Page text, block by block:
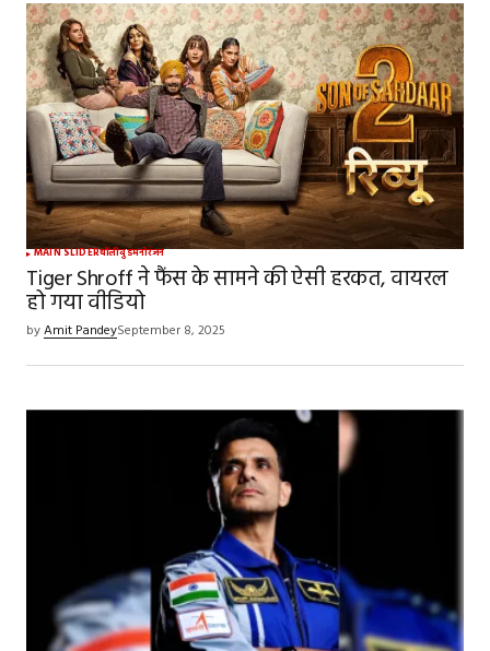
MAIN SLIDERबॉलीवुडमनोरंजन
Tiger Shroff ने फैंस के सामने की ऐसी हरकत, वायरल
हो गया वीडियो
byAmit PandeySeptember 8, 2025